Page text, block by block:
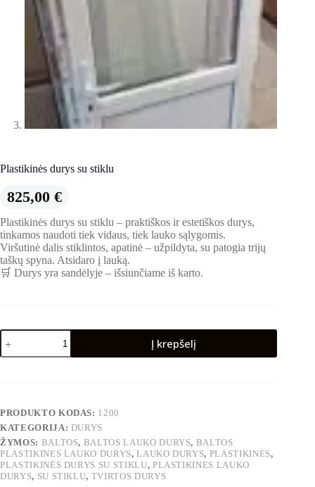
Plastikinės durys su stiklu
825,00 €
Plastikinės durys su stiklu – praktiškos ir estetiškos durys,
tinkamos naudoti tiek vidaus, tiek lauko sąlygomis.
Viršutinė dalis stiklintos, apatinė – užpildyta, su patogia trijų
taškų spyna. Atsidaro į lauką.
🛒 Durys yra sandėlyje – išsiunčiame iš karto.
produkto
kiekis:
Plastikinės
Į krepšelį
PRODUKTO KODAS: 1200
KATEGORIJA: DURYS
ŽYMOS: BALTOS, BALTOS LAUKO DURYS, BALTOS
PLASTIKINES LAUKO DURYS,LAUKO DURYS, PLASTIKINĖS,
PLASTIKINĖS DURYS SU STIKLU, PLASTIKINES LAUKO
DURYS, SU STIKLU, TVIRTOS DURYS